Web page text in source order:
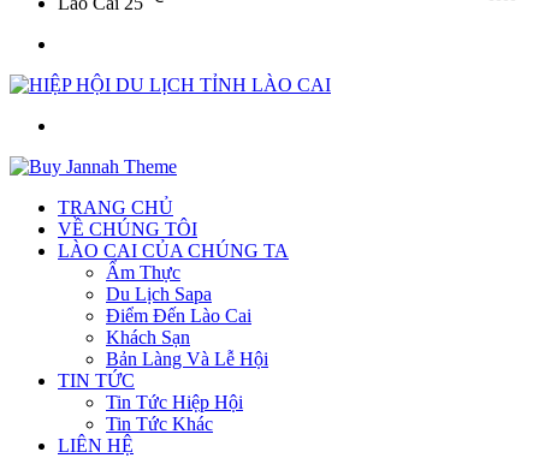
TRANG CHỦ
VỀ CHÚNG TÔI
LÀO CAI CỦA CHÚNG TA
Ẩm Thực
Du Lịch Sapa
Điểm Đến Lào Cai
Khách Sạn
Bản Làng Và Lễ Hội
TIN TỨC
Tin Tức Hiệp Hội
Tin Tức Khác
LIÊN HỆ